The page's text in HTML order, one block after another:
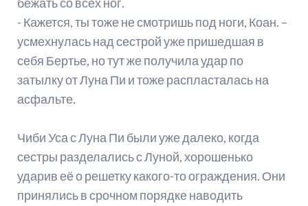
бежать со всех ног.
- Кажется, ты тоже не смотришь под ноги, Коан. –
усмехнулась над сестрой уже пришедшая в
себя Бертье, но тут же получила удар по
затылку от Луна Пи и тоже распласталась на
асфальте.
Чиби Уса с Луна Пи были уже далеко, когда
сестры разделались с Луной, хорошенько
ударив её о решетку какого-то ограждения. Они
принялись в срочном порядке наводить